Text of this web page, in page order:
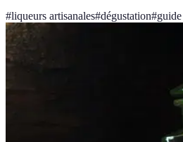
#liqueurs artisanales#dégustation#